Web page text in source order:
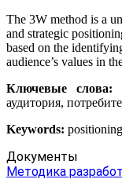
The 3W method is a
and strategic
based on the
audience’s values in
Ключевые слова:
аудитория,
Keywords:
Документы
Методика